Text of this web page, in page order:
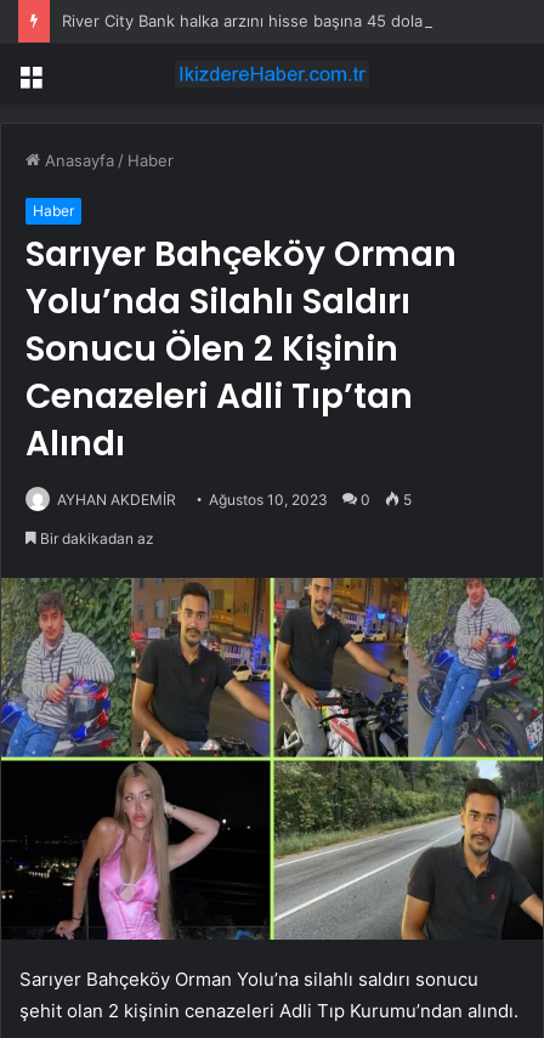
Menü
Anasayfa / Haber
Haber
Sarıyer Bahçeköy Orman
Yolu’nda Silahlı Saldırı
Sonucu Ölen 2 Kişinin
Cenazeleri Adli Tıp’tan
Alındı
AYHAN AKDEMİR Ağustos 10, 2023 0 5
Bir dakikadan az
Sarıyer Bahçeköy Orman Yolu’na silahlı saldırı sonucu
şehit olan 2 kişinin cenazeleri Adli Tıp Kurumu’ndan alındı.